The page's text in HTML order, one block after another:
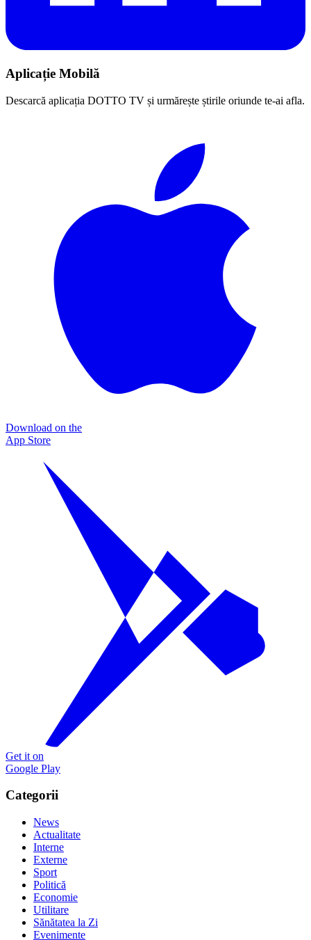
Aplicație Mobilă
Descarcă aplicația DOTTO TV și urmărește știrile oriunde te-ai afla.
Download on the
App Store
Get it on
Google Play
Categorii
News
Actualitate
Interne
Externe
Sport
Politică
Economie
Utilitare
Sănătatea la Zi
Evenimente